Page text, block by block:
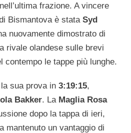
frazione. A vincere
Bismantova è stataSyd
nuovamente dimostrato di
rivale olandese sulle brevi
contempo le tappe più lunghe.
la sua prova in3:19:15,
Bakker. La Maglia Rosa
dopo la tappa di ieri,
mantenuto un vantaggio di